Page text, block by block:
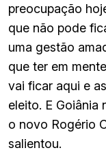
preocupação
que não pode
uma gestão
que ter em
vai ficar aqui e
eleito. E Goiânia
o novo Rogério
salientou.